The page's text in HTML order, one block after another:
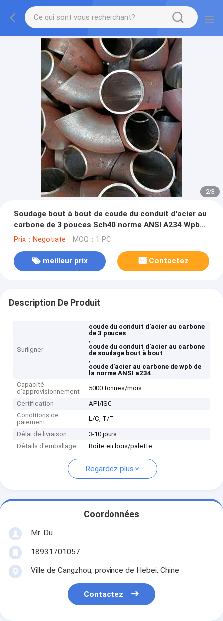
2/3
Soudage bout à bout de coude du conduit d'acier au
carbone de 3 pouces Sch40 norme ANSI A234 Wpb
de 90 degrés
Prix：Negotiate MOQ：1 PC
meilleur prix Contactez
Description De Produit
Surligner
coude du conduit d'acier au carbone
de 3 pouces
,
coude du conduit d'acier au carbone
de soudage bout à bout
,
coude d'acier au carbone de wpb de
la norme ANSI a234
Capacité
d'approvisionnement
5000 tonnes/mois
Certification
API/ISO
Conditions de
paiement
L/C, T/T
Délai de livraison
3-10 jours
Détails d'emballage
Boîte en bois/palette
Regardez plus
Coordonnées
Mr. Du
18931701057
Ville de Cangzhou, province de Hebei, Chine
Contactez